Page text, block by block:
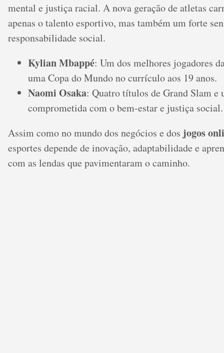
mental e justiça racial. A nova geração de atletas
apenas o talento esportivo, mas também um forte
responsabilidade social.
Kylian Mbappé: Um dos melhores jogadores
uma Copa do Mundo no currículo aos 19 anos.
Naomi Osaka: Quatro títulos de Grand Slam e
comprometida com o bem-estar e justiça social.
Assim como no mundo dos negócios e dos jogos
esportes depende de inovação, adaptabilidade e
com as lendas que pavimentaram o caminho.